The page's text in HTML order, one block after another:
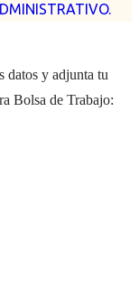
datos y adjunta tu
Bolsa de Trabajo: